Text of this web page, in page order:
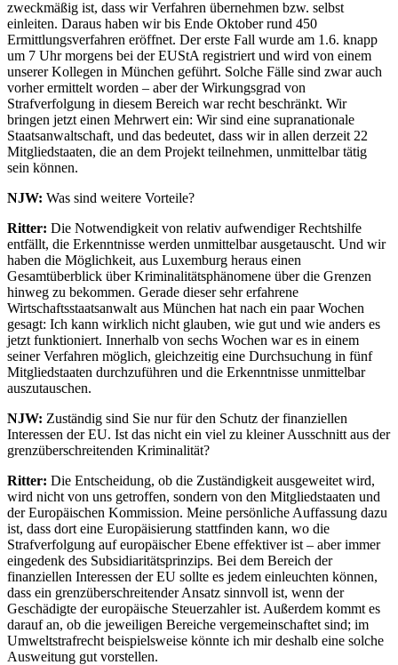
zweckmäßig ist, dass wir Verfahren übernehmen bzw. selbst
einleiten. Daraus haben wir bis Ende Oktober rund 450
Ermittlungsverfahren eröffnet. Der erste Fall wurde am 1.6. knapp
um 7 Uhr morgens bei der EUStA registriert und wird von einem
unserer Kollegen in München geführt. Solche Fälle sind zwar auch
vorher ermittelt worden – aber der Wirkungsgrad von
Strafverfolgung in diesem Bereich war recht beschränkt. Wir
bringen jetzt einen Mehrwert ein: Wir sind eine supranationale
Staatsanwaltschaft, und das bedeutet, dass wir in allen derzeit 22
Mitgliedstaaten, die an dem Projekt teilnehmen, unmittelbar tätig
sein können.
NJW: Was sind weitere Vorteile?
Ritter: Die Notwendigkeit von relativ aufwendiger Rechtshilfe
entfällt, die Erkenntnisse werden unmittelbar ausgetauscht. Und wir
haben die Möglichkeit, aus Luxemburg heraus einen
Gesamtüberblick über Kriminalitätsphänomene über die Grenzen
hinweg zu bekommen. Gerade dieser sehr erfahrene
Wirtschaftsstaatsanwalt aus München hat nach ein paar Wochen
gesagt: Ich kann wirklich nicht glauben, wie gut und wie anders es
jetzt funktioniert. Innerhalb von sechs Wochen war es in einem
seiner Verfahren möglich, gleichzeitig eine Durchsuchung in fünf
Mitgliedstaaten durchzuführen und die Erkenntnisse unmittelbar
auszutauschen.
NJW: Zuständig sind Sie nur für den Schutz der finanziellen
Interessen der EU. Ist das nicht ein viel zu kleiner Ausschnitt aus der
grenzüberschreitenden Kriminalität?
Ritter: Die Entscheidung, ob die Zuständigkeit ausgeweitet wird,
wird nicht von uns getroffen, sondern von den Mitgliedstaaten und
der Europäischen Kommission. Meine persönliche Auffassung dazu
ist, dass dort eine Europäisierung stattfinden kann, wo die
Strafverfolgung auf europäischer Ebene effektiver ist – aber immer
eingedenk des Subsidiaritätsprinzips. Bei dem Bereich der
finanziellen Interessen der EU sollte es jedem einleuchten können,
dass ein grenzüberschreitender Ansatz sinnvoll ist, wenn der
Geschädigte der europäische Steuerzahler ist. Außerdem kommt es
darauf an, ob die jeweiligen Bereiche vergemeinschaftet sind; im
Umweltstrafrecht beispielsweise könnte ich mir deshalb eine solche
Ausweitung gut vorstellen.